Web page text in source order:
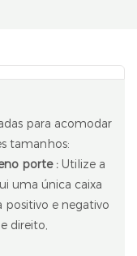
para acomodar
tamanhos:
porte : Utilize a
uma única caixa
positivo e negativo
direito,